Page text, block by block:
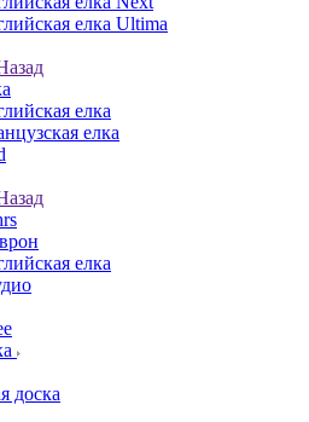
елка Ultima
елка
елка
елка
доска